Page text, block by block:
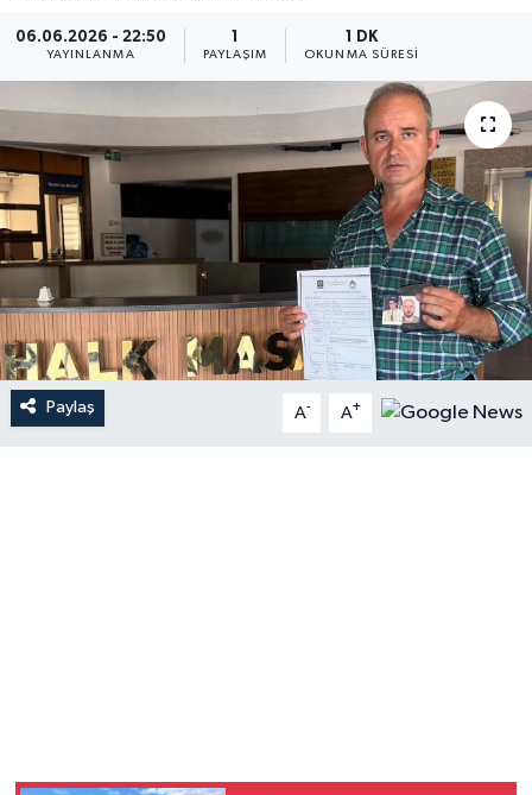
06.06.2026 - 22:50
YAYINLANMA PAYLAŞIM
1 DK
OKUNMA SÜRESI
Paylaş A- A+
Kültür Sanat
Son Dakika Haberleri